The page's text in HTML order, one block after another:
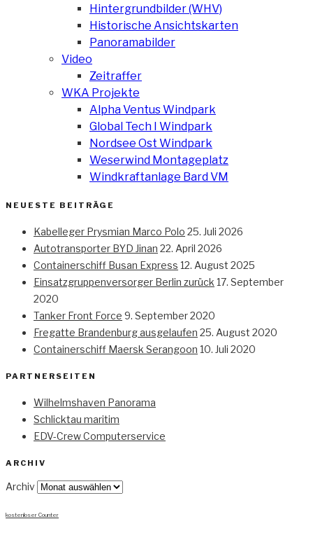
Hintergrundbilder (WHV)
Historische Ansichtskarten
Panoramabilder
Video
Zeitraffer
WKA Projekte
Alpha Ventus Windpark
Global Tech I Windpark
Nordsee Ost Windpark
Weserwind Montageplatz
Windkraftanlage Bard VM
NEUESTE BEITRÄGE
Kabelleger Prysmian Marco Polo 25. Juli 2026
Autotransporter BYD Jinan 22. April 2026
Containerschiff Busan Express 12. August 2025
Einsatzgruppenversorger Berlin zurück 17. September
2020
Tanker Front Force 9. September 2020
Fregatte Brandenburg ausgelaufen 25. August 2020
Containerschiff Maersk Serangoon 10. Juli 2020
PARTNERSEITEN
Wilhelmshaven Panorama
Schlicktau maritim
EDV-Crew Computerservice
ARCHIV
Archiv
kostenloser Counter